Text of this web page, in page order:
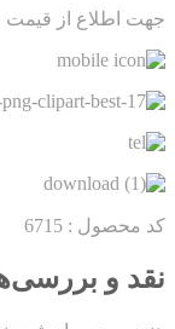
جهت اطلاع از قیمت
کد محصول : 6715
نقد و